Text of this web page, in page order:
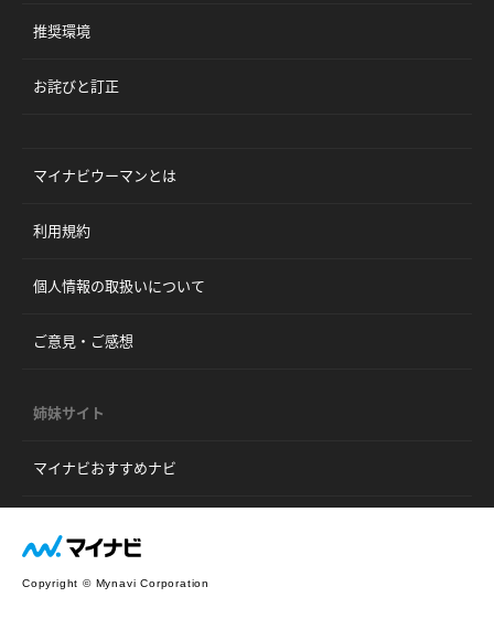
推奨環境
お詫びと訂正
マイナビウーマンとは
利用規約
個人情報の取扱いについて
ご意見・ご感想
姉妹サイト
マイナビおすすめナビ
Copyright © Mynavi Corporation